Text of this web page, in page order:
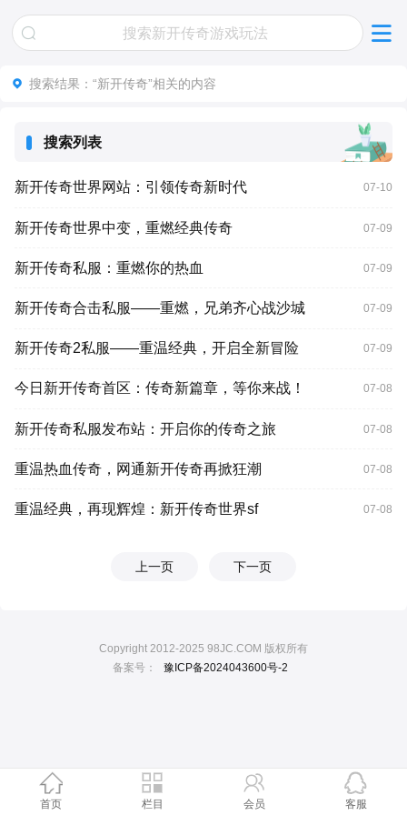
搜索结果： “新开传奇”相关的内容
搜索列表
新开传奇世界网站：引领传奇新时代 07-10
新开传奇世界中变，重燃经典传奇 07-09
新开传奇私服：重燃你的热血 07-09
新开传奇合击私服——重燃，兄弟齐心战沙城 07-09
新开传奇2私服——重温经典，开启全新冒险 07-09
今日新开传奇首区：传奇新篇章，等你来战！ 07-08
新开传奇私服发布站：开启你的传奇之旅 07-08
重温热血传奇，网通新开传奇再掀狂潮 07-08
重温经典，再现辉煌：新开传奇世界sf 07-08
上一页 下一页
Copyright 2012-2025 98JC.COM 版权所有
备案号：
豫ICP备2024043600号-2
首页 栏目 会员 客服